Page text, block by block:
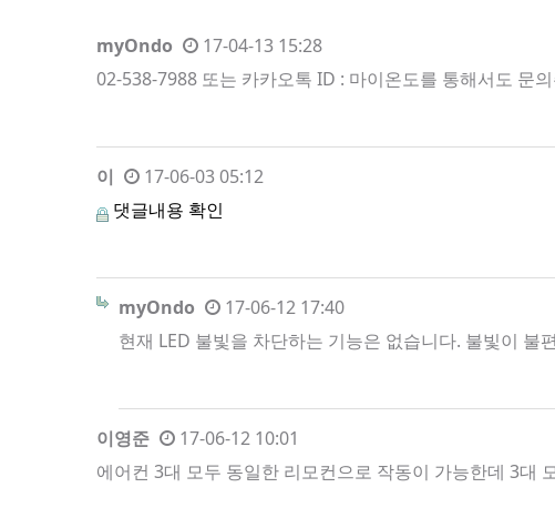
myOndo
17-04-13 15:28
02-538-7988 또는 카카오톡 ID : 마이온도를 통해서도 문
이
17-06-03 05:12
댓글내용 확인
myOndo
17-06-12 17:40
현재 LED 불빛을 차단하는 기능은 없습니다. 불빛이
이영준
17-06-12 10:01
에어컨 3대 모두 동일한 리모컨으로 작동이 가능한데 3대